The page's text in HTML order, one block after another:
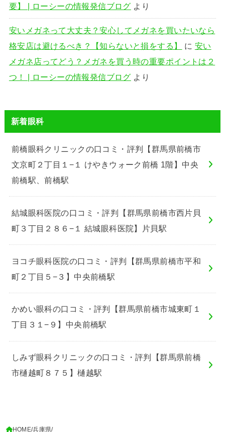
要】 | ローシーの情報発信ブログ より
安いメガネって大丈夫？安心してメガネを買いたいなら
格安店は避けるべき？【知らないと損をする】
に 安い
メガネ店ってどう？メガネを買う時の重要ポイントは２
つ！ | ローシーの情報発信ブログ より
新着眼科
前橋眼科クリニックの口コミ・評判【群馬県前橋市
文京町２丁目１−１ けやきウォーク前橋 1階】中央
前橋駅、前橋駅
結城眼科医院の口コミ・評判【群馬県前橋市西片貝
町３丁目２８６−１ 結城眼科医院】片貝駅
ヨコチ眼科医院の口コミ・評判【群馬県前橋市平和
町２丁目５−３】中央前橋駅
かめい眼科の口コミ・評判【群馬県前橋市城東町１
丁目３１−９】中央前橋駅
しみず眼科クリニックの口コミ・評判【群馬県前橋
市樋越町８７５】樋越駅
HOME 兵庫県